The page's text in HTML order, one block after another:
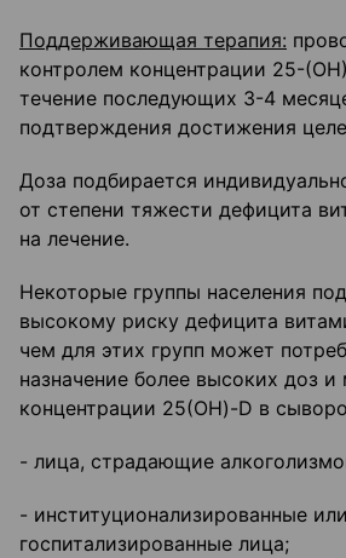
Поддерживающая терапия:
контролем концентрации 25-
течение последующих 3-4
подтверждения достижения
Доза подбирается
от степени тяжести дефицита
на лечение.
Некоторые группы населения
высокому риску дефицита
чем для этих групп может
назначение более высоких доз и
концентрации 25(OH)-D в
- лица, страдающие
- институционализированные или
госпитализированные лица;